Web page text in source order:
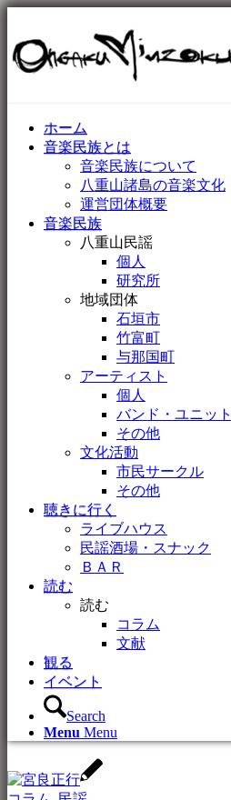
ホーム
音楽民族とは
音楽民族について
八重山諸島の音楽文化
運営団体概要
音楽民族
八重山民謡
個人
研究所
地域団体
石垣市
竹富町
与那国町
アーティスト
個人
バンド・ユニット
その他
文化活動
市民サークル
その他
聴きに行く
ライブハウス
民謡酒場・スナック
ＢＡＲ
読む
読む
コラム
文献
観る
イベント
Search
Menu Menu